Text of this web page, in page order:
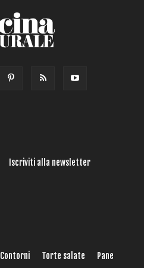
Iscriviti alla newsletter
Contorni Torte salate Pane